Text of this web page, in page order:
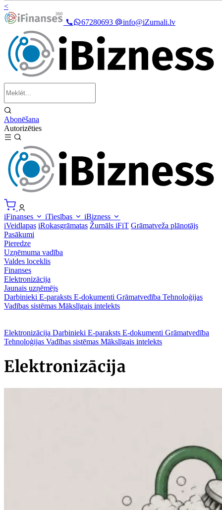
<
67280693
info@iZurnali.lv
Abonēšana
Autorizēties
iFinanses iTiesības
iBizness
iVeidlapas iRokasgrāmatas Žurnāls iFiT Grāmatveža plānotājs
Pasākumi
Pieredze
Uzņēmuma vadība
Valdes loceklis
Finanses
Elektronizācija
Jaunais uzņēmējs
Darbinieki E-paraksts E-dokumenti Grāmatvedība Tehnoloģijas
Vadības sistēmas Mākslīgais intelekts
Elektronizācija Darbinieki E-paraksts E-dokumenti Grāmatvedība
Tehnoloģijas Vadības sistēmas Mākslīgais intelekts
Elektronizācija